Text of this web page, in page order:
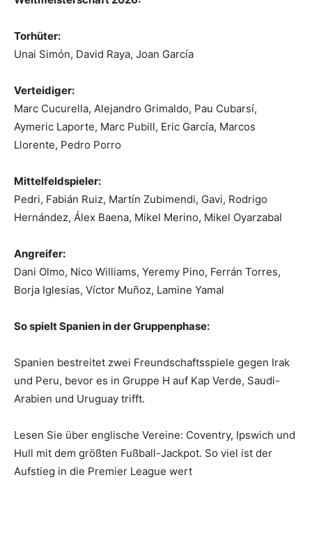
Torhüter:
Unai Simón, David Raya, Joan García
Verteidiger:
Marc Cucurella, Alejandro Grimaldo, Pau Cubarsí,
Aymeric Laporte, Marc Pubill, Eric García, Marcos
Llorente, Pedro Porro
Mittelfeldspieler:
Pedri, Fabián Ruiz, Martín Zubimendi, Gavi, Rodrigo
Hernández, Álex Baena, Mikel Merino, Mikel Oyarzabal
Angreifer:
Dani Olmo, Nico Williams, Yeremy Pino, Ferrán Torres,
Borja Iglesias, Víctor Muñoz, Lamine Yamal
So spielt Spanien in der Gruppenphase:
Spanien bestreitet zwei Freundschaftsspiele gegen Irak
und Peru, bevor es in Gruppe H auf Kap Verde, Saudi-
Arabien und Uruguay trifft.
Lesen Sie über englische Vereine: Coventry, Ipswich und
Hull mit dem größten Fußball-Jackpot. So viel ist der
Aufstieg in die Premier League wert